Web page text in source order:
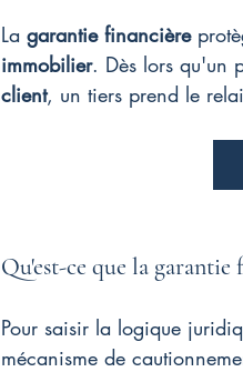
La garantie financière
immobilier. Dès lors qu'un
client, un tiers prend le
Qu'est-ce que la
Pour saisir la logique
mécanisme de